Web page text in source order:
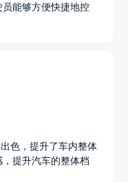
能够方便快捷地控
色，提升了车内整体
提升汽车的整体档